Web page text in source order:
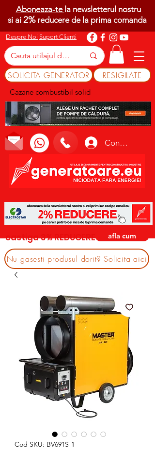
Despre Noi Suport Clienti
SOLICITA GENERATOR RESIGILATE
Cazane combustibil solid
Conectează-te
Aboneaza-te la newsletterul nostru
si ai 2%reducere de la prima comanda
castiga 3% REDUCERE afla cum
Nu gasesti produsul dorit? Solicita aici
Cod SKU: BV691S-1